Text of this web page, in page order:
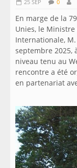
25 SEP 0
En marge de la
Unies, le
Internationale,
septembre 2025,
niveau tenu au
rencontre a été
en partenariat